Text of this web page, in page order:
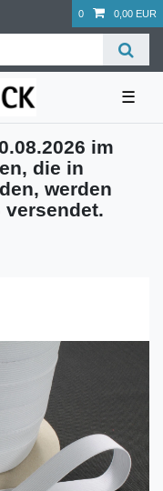
0 0,00 EUR
☰
im
die in
werden
versendet.